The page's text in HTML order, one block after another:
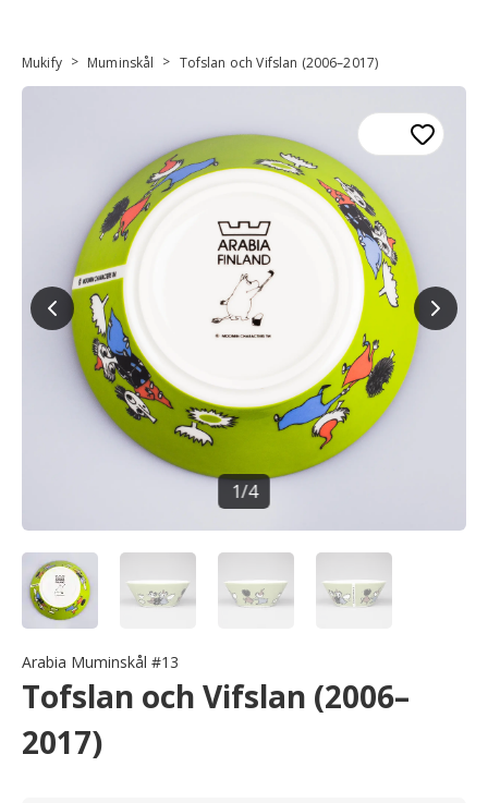
Mukify > Muminskål > Tofslan och Vifslan (2006–2017)
1/4
Arabia Muminskål #13
Tofslan och Vifslan (2006–
2017)